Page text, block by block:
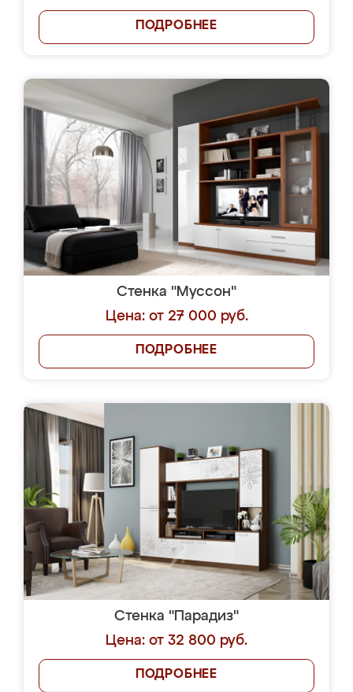
ПОДРОБНЕЕ
Стенка "Муссон"
Цена: от 27 000 руб.
ПОДРОБНЕЕ
Стенка "Парадиз"
Цена: от 32 800 руб.
ПОДРОБНЕЕ